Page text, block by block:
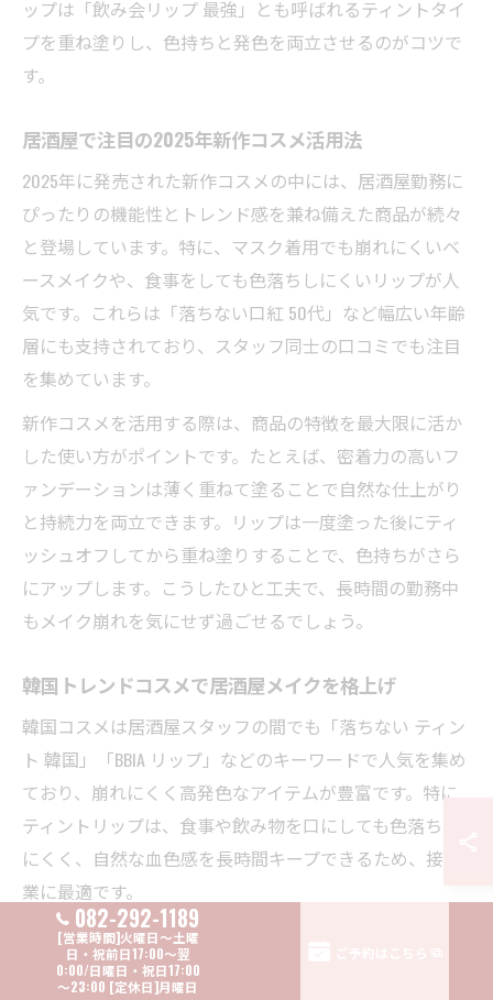
ップは「飲み会リップ 最強」とも呼ばれるティントタイ
プを重ね塗りし、色持ちと発色を両立させるのがコツで
す。
居酒屋で注目の2025年新作コスメ活用法
2025年に発売された新作コスメの中には、居酒屋勤務に
ぴったりの機能性とトレンド感を兼ね備えた商品が続々
と登場しています。特に、マスク着用でも崩れにくいベ
ースメイクや、食事をしても色落ちしにくいリップが人
気です。これらは「落ちない口紅 50代」など幅広い年齢
層にも支持されており、スタッフ同士の口コミでも注目
を集めています。
新作コスメを活用する際は、商品の特徴を最大限に活か
した使い方がポイントです。たとえば、密着力の高いフ
ァンデーションは薄く重ねて塗ることで自然な仕上がり
と持続力を両立できます。リップは一度塗った後にティ
ッシュオフしてから重ね塗りすることで、色持ちがさら
にアップします。こうしたひと工夫で、長時間の勤務中
もメイク崩れを気にせず過ごせるでしょう。
韓国トレンドコスメで居酒屋メイクを格上げ
韓国コスメは居酒屋スタッフの間でも「落ちない ティン
ト 韓国」「BBIA リップ」などのキーワードで人気を集め
ており、崩れにくく高発色なアイテムが豊富です。特に
ティントリップは、食事や飲み物を口にしても色落ちし
にくく、自然な血色感を長時間キープできるため、接客
業に最適です。
また、韓国発のクッションファンデーションやウォータ
ープルーフアイテムも、汗や皮脂に強い処方でメイク直
082-292-1189